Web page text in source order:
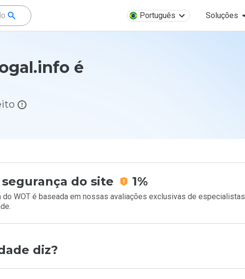
Português Soluções
é
do site 1%
do WOT é baseada em nossas avaliações exclusivas de especialistas
diz?